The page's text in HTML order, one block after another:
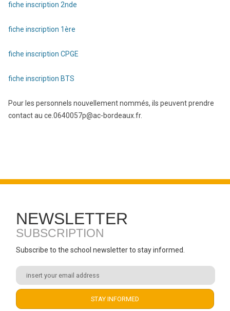
fiche inscription 2nde
fiche inscription 1ère
fiche inscription CPGE
fiche inscription BTS
Pour les personnels nouvellement nommés, ils peuvent prendre
contact au ce.0640057p@ac-bordeaux.fr.
NEWSLETTER
SUBSCRIPTION
Subscribe to the school newsletter to stay informed.